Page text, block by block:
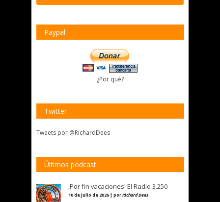
Paypal
¿Por qué?
Twitter
Tweets por @RichardDees
Últimos podcast
¡Por fin vacaciones! El Radio 3.250
10 de julio de 2026 | porRichard Dees